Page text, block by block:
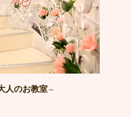
人のお教室 ～